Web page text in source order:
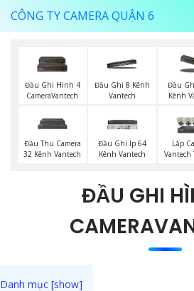
CÔNG TY CAMERA QUẬN 6
Đầu Ghi Hình 4
CameraVantech
Đầu Ghi 8 Kênh
Vantech
Đầu
Kênh
Đầu Thu Camera
32 Kênh Vantech
Đầu Ghi Ip 64
Kênh Vantech
Lắp
Vantech
ĐẦU GHI